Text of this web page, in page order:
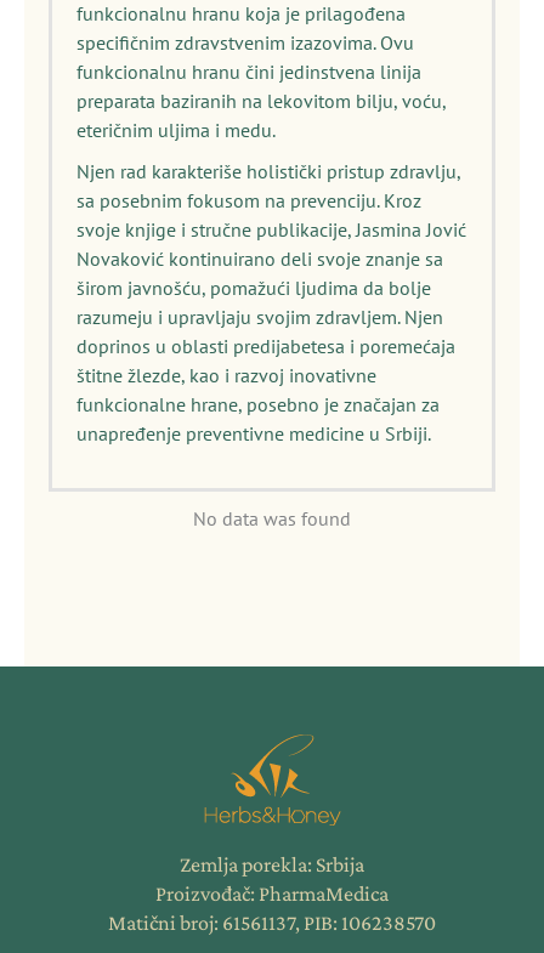
funkcionalnu hranu koja je prilagođena
specifičnim zdravstvenim izazovima. Ovu
funkcionalnu hranu čini jedinstvena linija
preparata baziranih na lekovitom bilju, voću,
eteričnim uljima i medu.
Njen rad karakteriše holistički pristup zdravlju,
sa posebnim fokusom na prevenciju. Kroz
svoje knjige i stručne publikacije, Jasmina Jović
Novaković kontinuirano deli svoje znanje sa
širom javnošću, pomažući ljudima da bolje
razumeju i upravljaju svojim zdravljem. Njen
doprinos u oblasti predijabetesa i poremećaja
štitne žlezde, kao i razvoj inovativne
funkcionalne hrane, posebno je značajan za
unapređenje preventivne medicine u Srbiji.
No data was found
Zemlja porekla: Srbija
Proizvođač: PharmaMedica
Matični broj: 61561137, PIB: 106238570